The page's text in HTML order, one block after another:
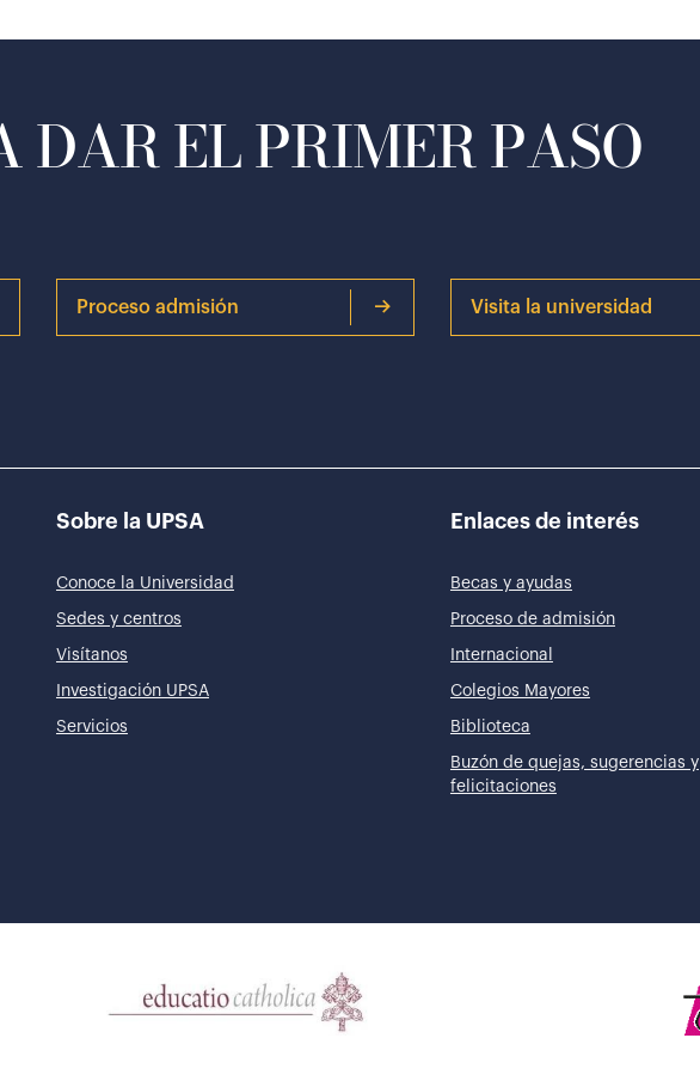
DAR EL PRIMER PASO
Proceso admisión Visita la universidad
Sobre la UPSA
Conoce la Universidad
Sedes y centros
Visítanos
Investigación UPSA
Servicios
Enlaces de interés
Becas y ayudas
Proceso de admisión
Internacional
Colegios Mayores
Biblioteca
Buzón de quejas, sugerencias y
felicitaciones